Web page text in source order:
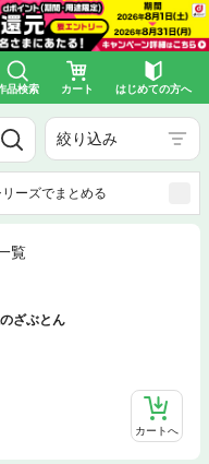
品検索 カート はじめての方へ
絞り込み
リーズでまとめる
覧
ざぶとん
カートへ